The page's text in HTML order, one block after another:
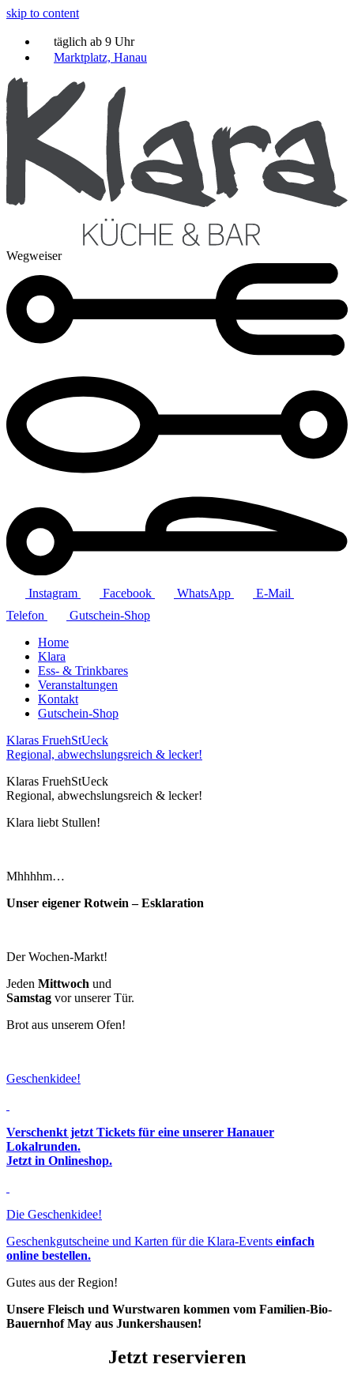
skip to content
täglich ab 9 Uhr
Marktplatz, Hanau
Wegweiser
Instagram Facebook WhatsApp
E-Mail
Telefon
Gutschein-Shop
Home
Klara
Ess- & Trinkbares
Veranstaltungen
Kontakt
Gutschein-Shop
Klaras FruehStUeck
Regional, abwechslungsreich & lecker!
Klaras FruehStUeck
Regional, abwechslungsreich & lecker!
Klara liebt Stullen!
Mhhhhm…
Unser eigener Rotwein – Esklaration
Der Wochen-Markt!
Jeden Mittwoch und
Samstag vor unserer Tür.
Brot aus unserem Ofen!
Geschenkidee!
Verschenkt jetzt Tickets für eine unserer Hanauer
Lokalrunden.
Jetzt in Onlineshop.
Die Geschenkidee!
Geschenkgutscheine und Karten für die Klara-Events einfach
online bestellen.
Gutes aus der Region!
Unsere Fleisch und Wurstwaren kommen vom Familien-Bio-
Bauernhof May aus Junkershausen!
Jetzt reservieren